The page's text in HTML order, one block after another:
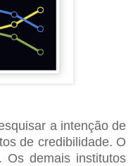
a intenção de
de credibilidade. O
Os demais institutos